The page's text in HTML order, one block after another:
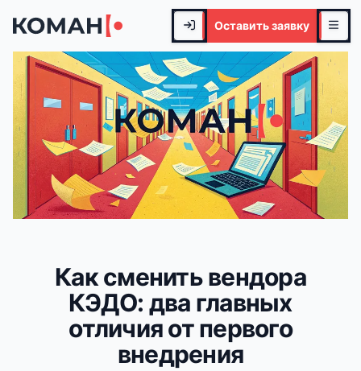
Оставить заявку
Как сменить вендора
КЭДО: два главных
отличия от первого
внедрения